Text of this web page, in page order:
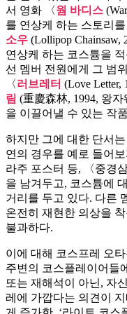
서 영화 〈웜 바디스
를 연상케 하는 스토리
소우 (Lollipop
연상케 하는 코스튬을 적
선 멤버 전원에게 그 범
〈러브레터 (Love Letter,
림 (重慶森林, 1994, 왕
을 이끌어낼 수 있는 작
하지만 그에 대한 단서
연의 경우를 예로 들어
라주 포스터 등, 〈중경
을 남겨두고, 코스튬에
거리를 두고 있다. 다른
온전히 재현한 의상을
불과하다.
이에 대해 코스프레 오
주변의 코스플레이어들
또는 재해석이 아닌, 자
레에 가깝다는 의견이